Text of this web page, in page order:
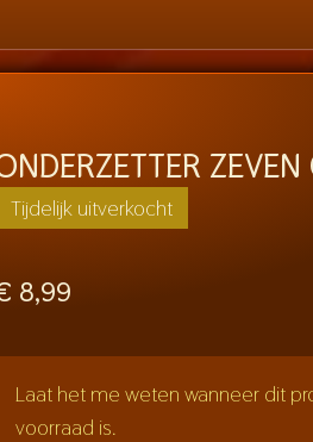
Tijdelijk uitverkocht
8,99
Laat het me weten wanneer dit
voorraad is.